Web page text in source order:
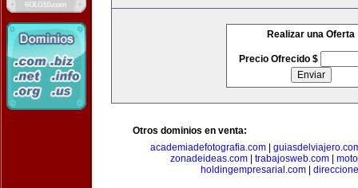
Realizar una Oferta
Precio Ofrecido $
Otros dominios en venta:
academiadefotografia.com|
zonadeideas.com
trabajosweb.com
holdingempresarial.com|